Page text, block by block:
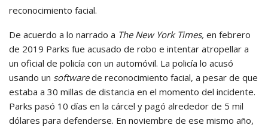
reconocimiento facial.
De acuerdo a lo narrado a The New York Times, en febrero
de 2019 Parks fue acusado de robo e intentar atropellar a
un oficial de policía con un automóvil. La policía lo acusó
usando un softwarede reconocimiento facial, a pesar de que
estaba a 30 millas de distancia en el momento del incidente.
Parks pasó 10 días en la cárcel y pagó alrededor de 5 mil
dólares para defenderse. En noviembre de ese mismo año,